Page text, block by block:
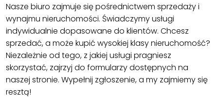
Nasze biuro zajmuje się pośrednictwem sprzedaży i
wynajmu nieruchomości. Świadczymy usługi
indywidualnie dopasowane do klientów. Chcesz
sprzedać, a może kupić wysokiej klasy nieruchomość?
Niezależnie od tego, z jakiej usługi pragniesz
skorzystać, zajrzyj do formularzy dostępnych na
naszej stronie. Wypełnij zgłoszenie, a my zajmiemy się
resztą!